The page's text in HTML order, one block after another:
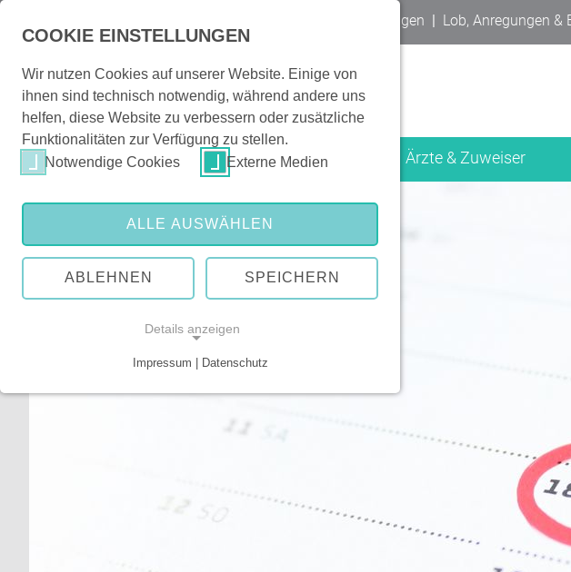
Veranstaltungen | Lob, Anregungen &
Patienten & Besucher Ärzte & Zuweiser
COOKIE EINSTELLUNGEN
Wir nutzen Cookies auf unserer Website. Einige von
ihnen sind technisch notwendig, während andere uns
helfen, diese Website zu verbessern oder zusätzliche
Funktionalitäten zur Verfügung zu stellen.
Notwendige Cookies
Externe Medien
ALLE AUSWÄHLEN
ABLEHNEN SPEICHERN
Details anzeigen
Impressum | Datenschutz